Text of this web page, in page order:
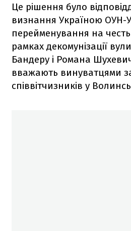
Це рішення було
визнання Україною ОУН-
перейменування на честь
рамках декомунізації
Бандеру і Романа
вважають винуватцями
співвітчизників у